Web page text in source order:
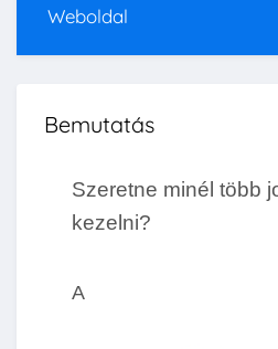
Weboldal
Bemutatás
Szeretne minél több
kezelni?
A